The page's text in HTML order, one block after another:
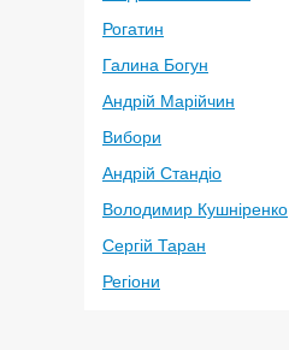
Рогатин
Галина Богун
Андрій Марійчин
Вибори
Андрій Стандіо
Володимир Кушніренко
Сергій Таран
Регіони